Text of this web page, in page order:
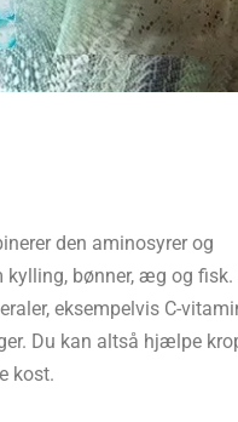
den aminosyrer og
bønner, æg og fisk.
eksempelvis C-
Du kan altså hjælpe
kost.